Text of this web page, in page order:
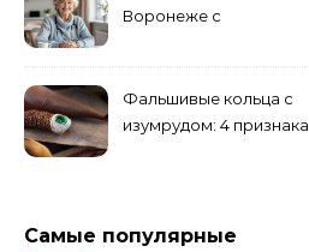
Воронеже с
Фальшивые кольца с
изумрудом: 4 признака
Самые популярные